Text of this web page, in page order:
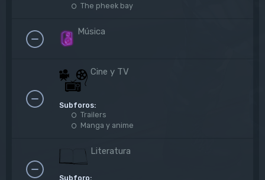
The pheek bay
Música
Cine y TV
Subforos:
Trailers
Manga y anime
Literatura
Subforo: